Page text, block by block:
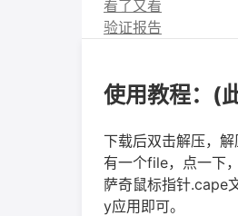
看了又看
验证报告
使用教程：(
下载后双击解压，
有一个file，点一下
萨奇鼠标指针.cape
y应用即可。